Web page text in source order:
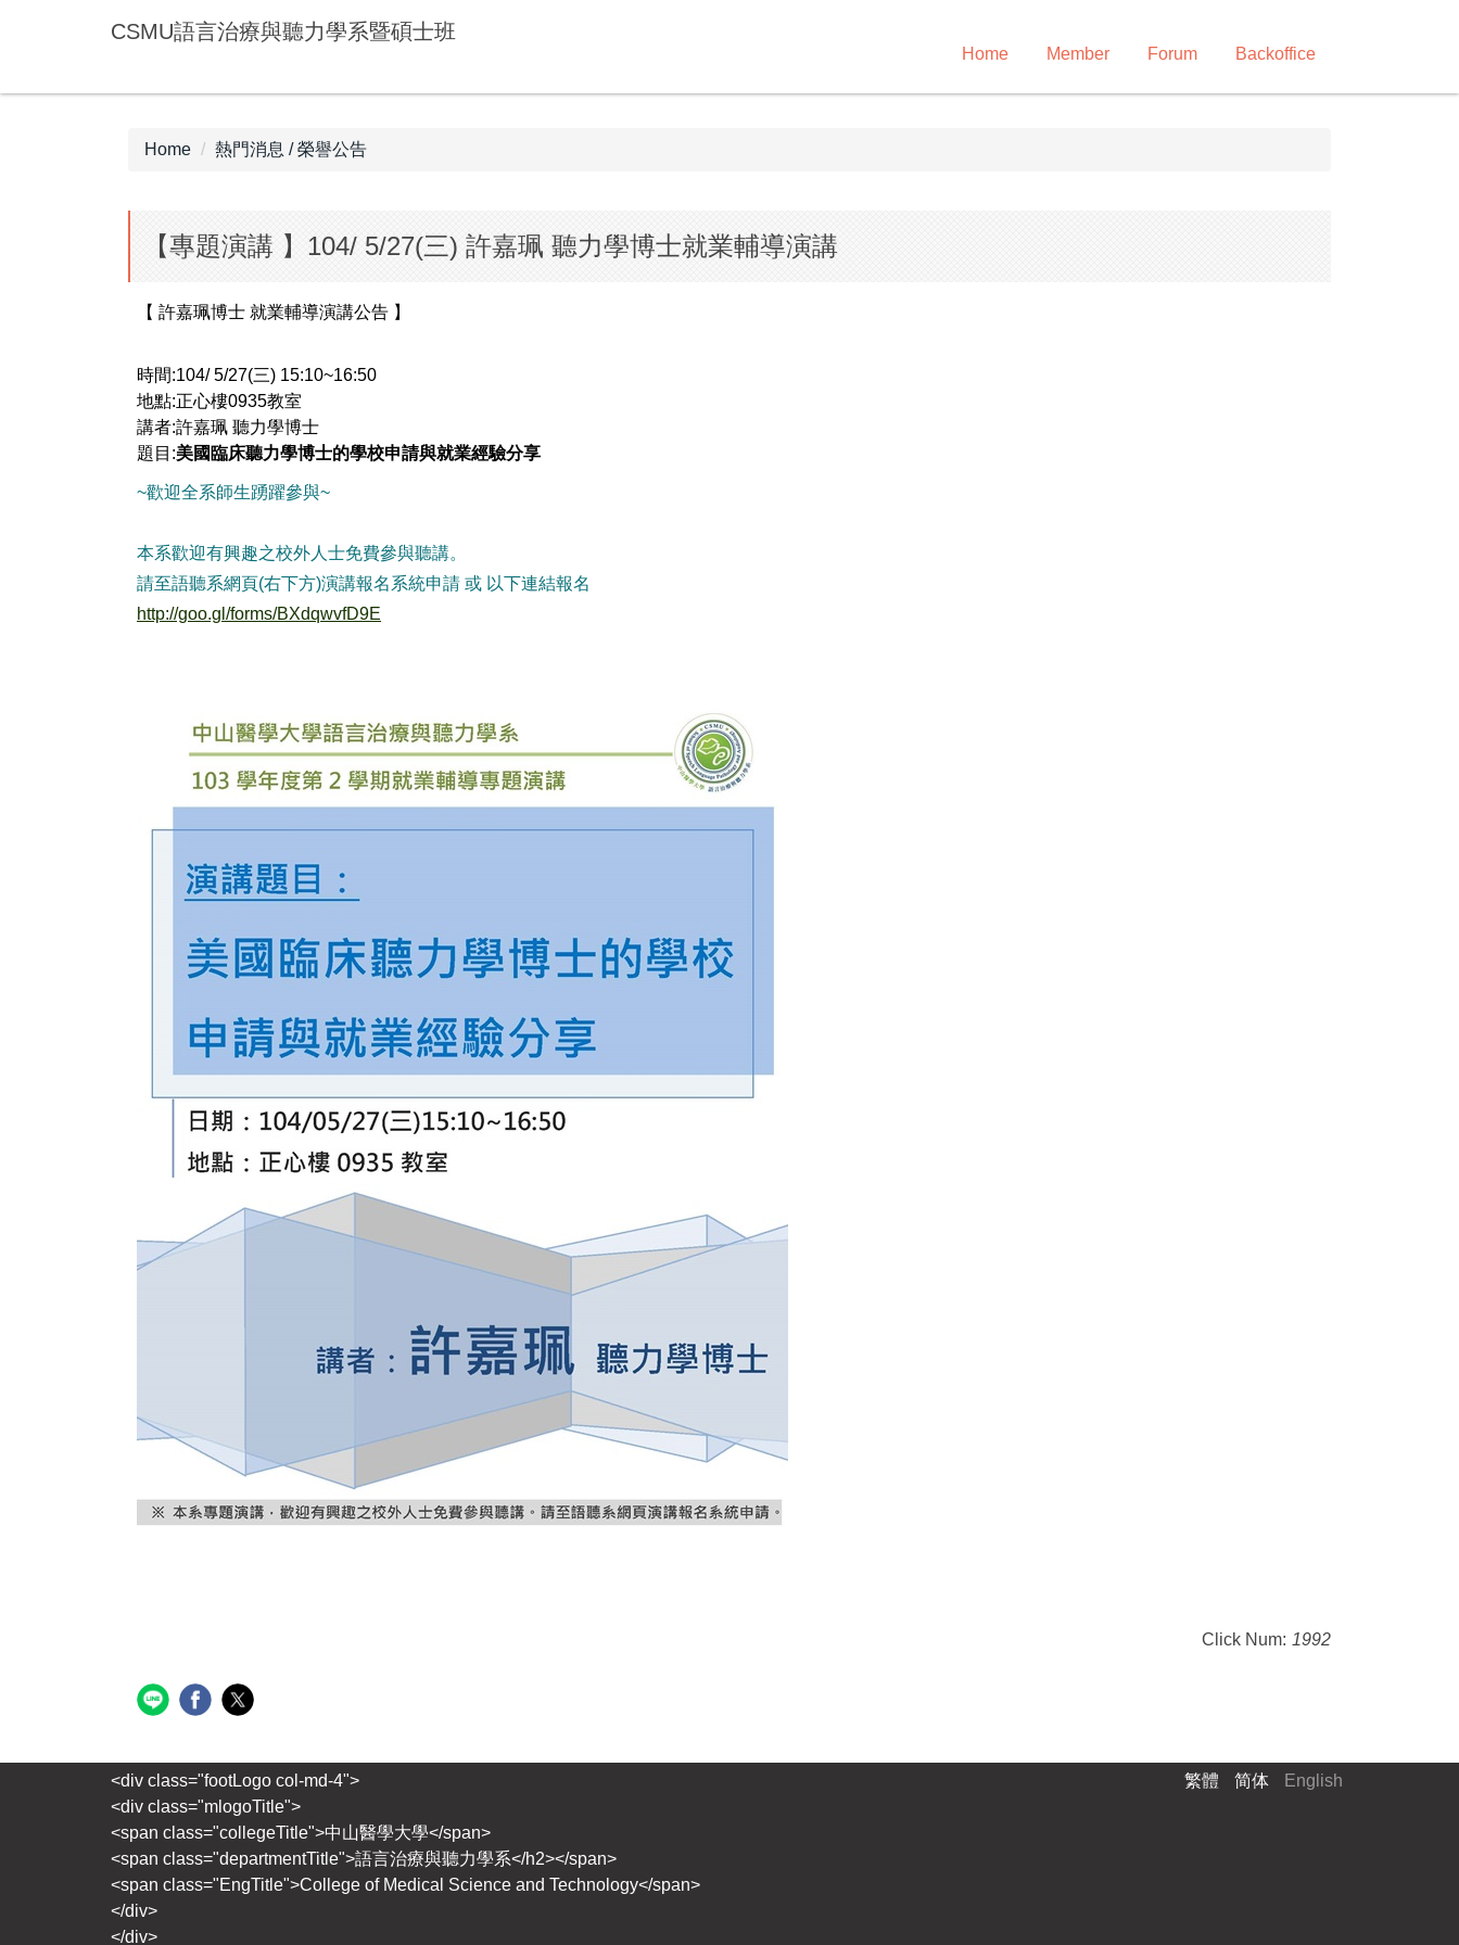
main
CSMU語言治療與聽力學系暨碩士班
Home Member Forum Backoffice
Home 熱門消息 / 榮譽公告
【專題演講 】104/ 5/27(三) 許嘉珮 聽力學博士就業輔導演講
【 許嘉珮博士 就業輔導演講公告 】
時間:104/ 5/27(三) 15:10~16:50
地點:正心樓0935教室
講者:許嘉珮 聽力學博士
題目:美國臨床聽力學博士的學校申請與就業經驗分享
~歡迎全系師生踴躍參與~
本系歡迎有興趣之校外人士免費參與聽講。
請至語聽系網頁(右下方)演講報名系統申請 或 以下連結報名
http://goo.gl/forms/BXdqwvfD9E
Click Num: 1992
繁體 简体 English
<div class="footLogo col-md-4">
<div class="mlogoTitle">
<span class="collegeTitle">中山醫學大學</span>
<span class="departmentTitle">語言治療與聽力學系</h2></span>
<span class="EngTitle">College of Medical Science and Technology</span>
</div>
</div>